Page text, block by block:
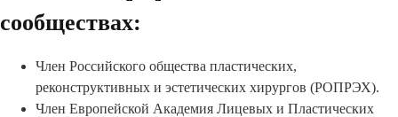
сообществах:
Член Роcсийского общества пластических,
реконструктивных и эстетических хирургов (РОПРЭХ).
Член Европейской Академия Лицевых и Пластических